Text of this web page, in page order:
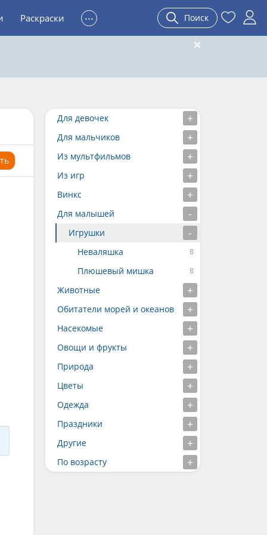
Раскраски ... Поиск
Для девочек
Для мальчиков
Из мультфильмов
Из игр
Винкс
Для малышей
Игрушки
Неваляшка
Плюшевый мишка
Животные
Обитатели морей и океанов
Насекомые
Овощи и фрукты
Природа
Цветы
Одежда
Праздники
Другие
По возрасту